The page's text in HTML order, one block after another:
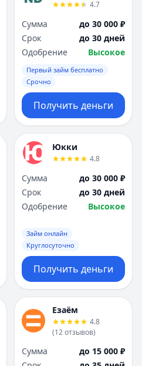
4.7
Сумма
до 30 000 ₽
Срок
до 30 дней
Одобрение
Высокое
Первый займ бесплатно
Срочно
Получить деньги
Юкки
4.8
Сумма
до 30 000 ₽
Срок
до 30 дней
Одобрение
Высокое
Займ онлайн
Круглосуточно
Получить деньги
Езаём
4.8
(12отзывов)
Сумма
до 15 000 ₽